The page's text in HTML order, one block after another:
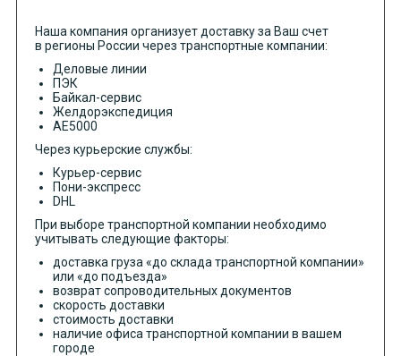
Наша компания организует доставку за Ваш счет
в регионы России через транспортные компании:
Деловые линии
ПЭК
Байкал-сервис
Желдорэкспедиция
АЕ5000
Через курьерские службы:
Курьер-сервис
Пони-экспресс
DHL
При выборе транспортной компании необходимо
учитывать следующие факторы:
доставка груза «до склада транспортной компании»
или «до подъезда»
возврат сопроводительных документов
скорость доставки
стоимость доставки
наличие офиса транспортной компании в вашем
городе